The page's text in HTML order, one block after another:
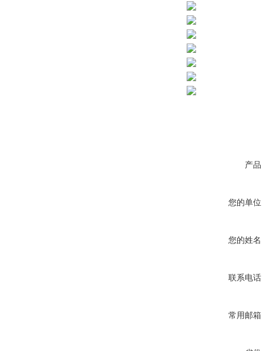
产品
您的单位
您的姓名
联系电话
常用邮箱